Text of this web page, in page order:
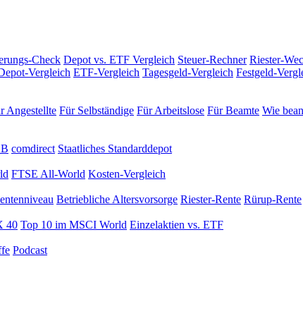
Check Depot vs. ETF Vergleich Steuer-Rechner Riester-
Vergleich ETF-Vergleich Tagesgeld-Vergleich Festgeld-
Angestellte Für Selbständige Für Arbeitslose Für Beamte Wie
comdirect Staatliches Standarddepot
FTSE All-World Kosten-Vergleich
Betriebliche Altersvorsorge Riester-Rente Rürup-Rente
40 Top 10 im MSCI World Einzelaktien vs. ETF
Podcast